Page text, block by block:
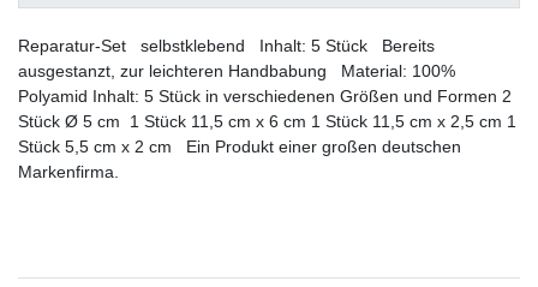
Reparatur-Set selbstklebend Inhalt: 5 Stück Bereits
ausgestanzt, zur leichteren Handbabung Material: 100%
Polyamid Inhalt: 5 Stück in verschiedenen Größen und Formen 2
Stück Ø 5 cm 1 Stück 11,5 cm x 6 cm 1 Stück 11,5 cm x 2,5 cm 1
Stück 5,5 cm x 2 cm Ein Produkt einer großen deutschen
Markenfirma.